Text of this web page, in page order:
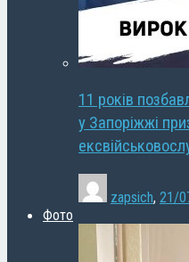
11 років
у Запоріжжі
zapsich, 21/
Фото